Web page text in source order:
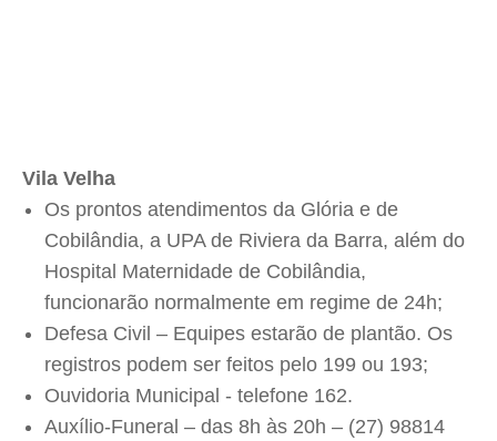
Vila Velha
Os prontos atendimentos da Glória e de
Cobilândia, a UPA de Riviera da Barra, além do
Hospital Maternidade de Cobilândia,
funcionarão normalmente em regime de 24h;
Defesa Civil – Equipes estarão de plantão. Os
registros podem ser feitos pelo 199 ou 193;
Ouvidoria Municipal - telefone 162.
Auxílio-Funeral – das 8h às 20h – (27) 98814